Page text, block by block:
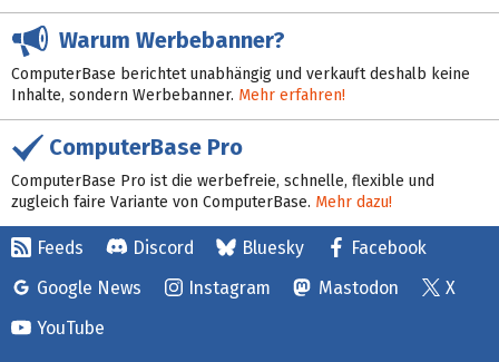
Warum Werbebanner?
ComputerBase berichtet unabhängig und verkauft deshalb keine
Inhalte, sondern Werbebanner. Mehr erfahren!
ComputerBase Pro
ComputerBase Pro ist die werbefreie, schnelle, flexible und
zugleich faire Variante von ComputerBase. Mehr dazu!
Feeds Discord Bluesky
Facebook
Google News
Instagram Mastodon
X
YouTube